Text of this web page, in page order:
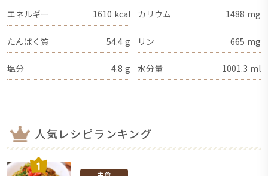
エネルギー 1610 kcal カリウム 1488 mg
たんぱく質 54.4 g リン 665 mg
塩分 4.8 g 水分量 1001.3 ml
人気レシピランキング